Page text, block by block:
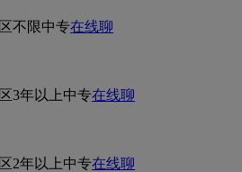
不限中专在线聊
3年以上中专在线聊
2年以上中专在线聊